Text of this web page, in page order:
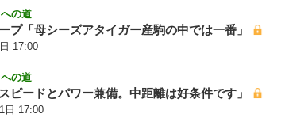
プ「母シーズアタイガー産駒の中では一番」
17:00
の道
ピードとパワー兼備。中距離は好条件です」
日 17:00
の道